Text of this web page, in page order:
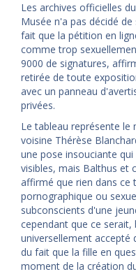
Les archives officielles
Musée n'a pas décidé
fait que la pétition en
comme trop
9000 de signatures,
retirée de toute
avec un panneau
privées.
Le tableau représente le
voisine Thérèse
une pose insouciante
visibles, mais Balthus et
affirmé que rien dans ce
pornographique ou
subconscients d'une
cependant que ce serait,
universellement
du fait que la fille en
moment de la création